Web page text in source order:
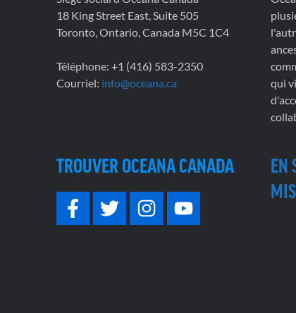
18 King Street East, Suite 505
Toronto, Ontario, Canada M5C 1C4
Téléphone: +1 (416) 583-2350
Courriel: info@oceana.ca
TROUVER OCEANA CANADA
qui
EN